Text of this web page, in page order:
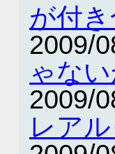
が付
2009/
ゃない
2009/
レア